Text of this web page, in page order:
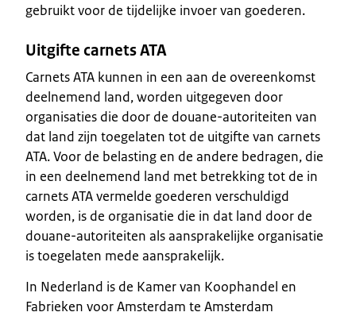
gebruikt voor de tijdelijke invoer van goederen.
Uitgifte carnets ATA
Carnets ATA kunnen in een aan de overeenkomst
deelnemend land, worden uitgegeven door
organisaties die door de douane-autoriteiten van
dat land zijn toegelaten tot de uitgifte van carnets
ATA. Voor de belasting en de andere bedragen, die
in een deelnemend land met betrekking tot de in
carnets ATA vermelde goederen verschuldigd
worden, is de organisatie die in dat land door de
douane-autoriteiten als aansprakelijke organisatie
is toegelaten mede aansprakelijk.
In Nederland is de Kamer van Koophandel en
Fabrieken voor Amsterdam te Amsterdam